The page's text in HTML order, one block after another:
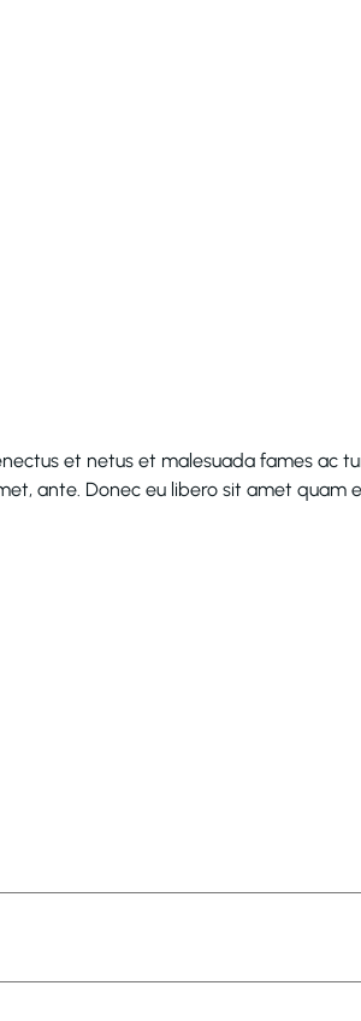
et netus et malesuada fames ac
ante. Donec eu libero sit amet quam